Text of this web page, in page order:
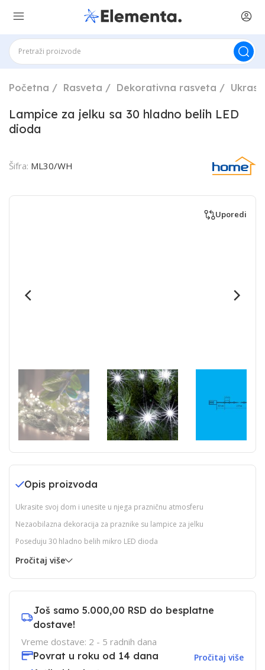
Početna Rasveta Dekorativna rasveta Ukrasi
Lampice za jelku sa 30 hladno belih LED
dioda
Šifra: ML30/WH
Uporedi
Opis proizvoda
Ukrasite svoj dom i unesite u njega prazničnu atmosferu
Nezaobilazna dekoracija za praznike su lampice za jelku
Poseduju 30 hladno belih mikro LED dioda
Pročitaj više
Još samo 5.000,00 RSD do besplatne
dostave!
Vreme dostave: 2 - 5 radnih dana
Povrat u roku od 14 dana
Pročitaj više